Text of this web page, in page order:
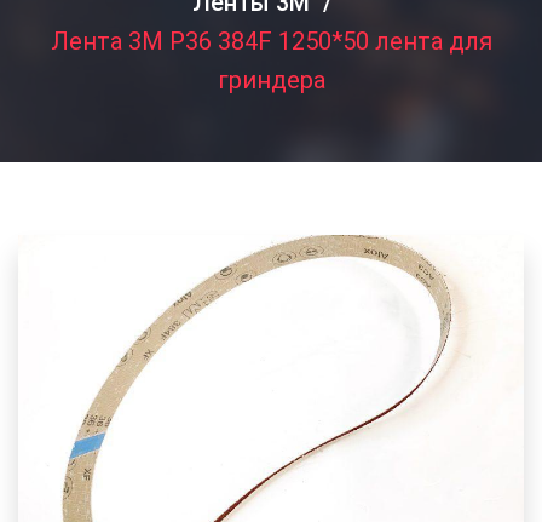
Лента 3M P36 384F 1250*50 лента для
гриндера